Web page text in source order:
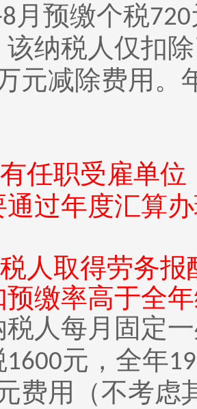
月预缴个税720
该纳税人仅扣
元减除费用。
任职受雇单
过年度汇算
人取得劳务
预缴率高于全
税人每月固定
1600元，全年
费用（不考虑